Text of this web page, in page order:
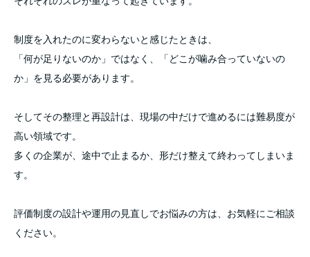
制度を入れたのに変わらないと感じたときは、
「何が足りないのか」ではなく、「どこが噛み合っていないの
か」を見る必要があります。
そしてその整理と再設計は、現場の中だけで進めるには難易度が
高い領域です。
多くの企業が、途中で止まるか、形だけ整えて終わってしまいま
す。
評価制度の設計や運用の見直しでお悩みの方は、お気軽にご相談
ください。